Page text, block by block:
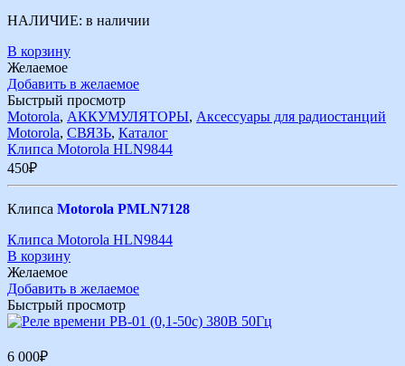
НАЛИЧИЕ: в наличии
В корзину
Желаемое
Добавить в желаемое
Быстрый просмотр
Motorola, АККУМУЛЯТОРЫ, Аксессуары для радиостанций
Motorola, СВЯЗЬ, Каталог
Клипса Motorola HLN9844
450₽
Клипса Motorola PMLN7128
Клипса Motorola HLN9844
В корзину
Желаемое
Добавить в желаемое
Быстрый просмотр
6 000₽